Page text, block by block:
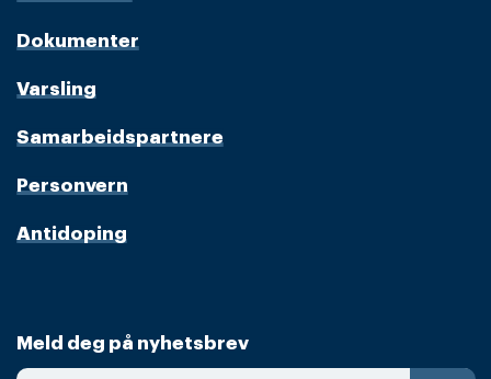
Dokumenter
Varsling
Samarbeidspartnere
Personvern
Antidoping
Meld deg på nyhetsbrev